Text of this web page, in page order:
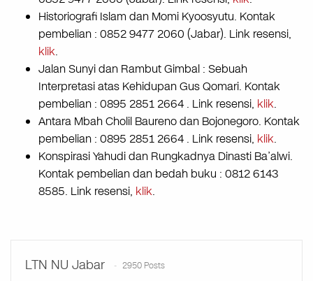
Historiografi Islam dan Momi Kyoosyutu. Kontak
pembelian : 0852 9477 2060 (Jabar). Link resensi,
klik.
Jalan Sunyi dan Rambut Gimbal : Sebuah
Interpretasi atas Kehidupan Gus Qomari. Kontak
pembelian : 0895 2851 2664 . Link resensi, klik.
Antara Mbah Cholil Baureno dan Bojonegoro. Kontak
pembelian : 0895 2851 2664 . Link resensi, klik.
Konspirasi Yahudi dan Rungkadnya Dinasti Ba’alwi.
Kontak pembelian dan bedah buku : 0812 6143
8585. Link resensi, klik.
LTN NU Jabar 2950 Posts